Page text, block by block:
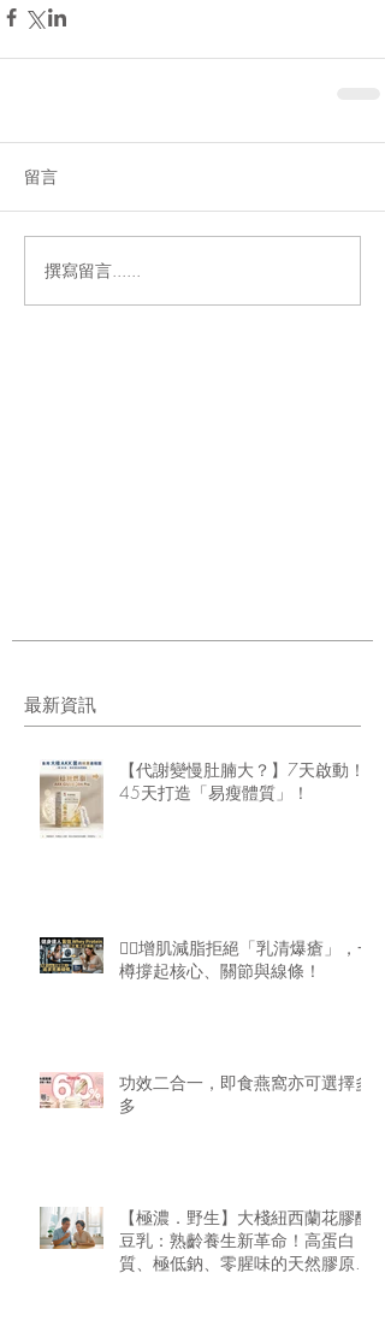
留言
撰寫留言......
最新資訊
【代謝變慢肚腩大？】7天啟動！
45天打造「易瘦體質」！
🏋️‍♂️增肌減脂拒絕「乳清爆瘡」，一
樽撐起核心、關節與線條！
功效二合一，即食燕窩亦可選擇多
多
【極濃．野生】大棧紐西蘭花膠醇
豆乳：熟齡養生新革命！高蛋白
質、極低鈉、零腥味的天然膠原精